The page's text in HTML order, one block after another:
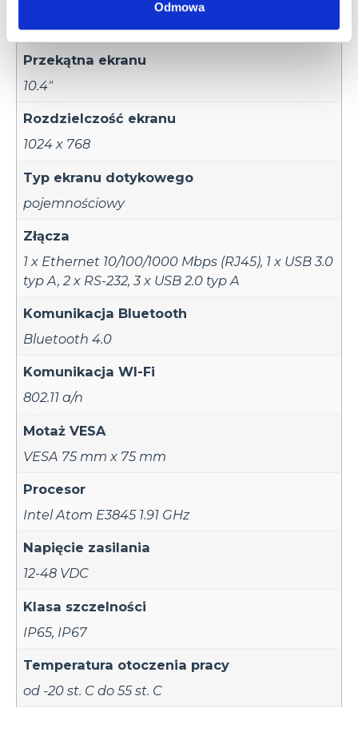
Odmowa
Tak
Przekątna ekranu
10.4"
Rozdzielczość ekranu
1024 x 768
Typ ekranu dotykowego
pojemnościowy
Złącza
1 x Ethernet 10/100/1000 Mbps (RJ45), 1 x USB 3.0
typ A,2 x RS-232,3 x USB 2.0 typ A
Komunikacja Bluetooth
Bluetooth 4.0
Komunikacja WI-Fi
802.11 a/n
Motaż VESA
VESA 75 mm x 75 mm
Procesor
Intel Atom E3845 1.91 GHz
Napięcie zasilania
12-48 VDC
Klasa szczelności
IP65, IP67
Temperatura otoczenia pracy
od -20 st. C do 55 st. C